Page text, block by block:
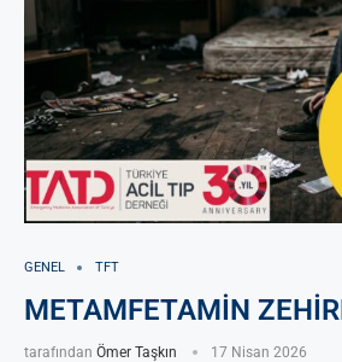
GENEL TFT
METAMFETAMİN
tarafından Ömer Taşkın 17 Nisan 2026